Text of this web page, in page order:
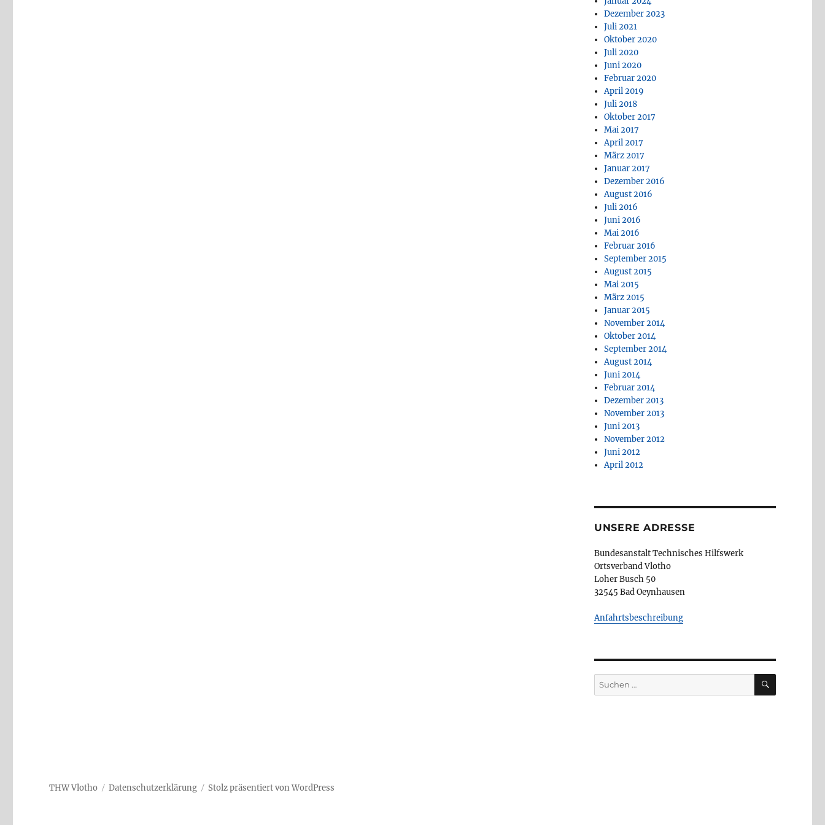
Dezember 2023
Juli 2021
Oktober 2020
Juli 2020
Juni 2020
Februar 2020
April 2019
Juli 2018
Oktober 2017
Mai 2017
April 2017
März 2017
Januar 2017
Dezember 2016
August 2016
Juli 2016
Juni 2016
Mai 2016
Februar 2016
September 2015
August 2015
Mai 2015
März 2015
Januar 2015
November 2014
Oktober 2014
September 2014
August 2014
Juni 2014
Februar 2014
Dezember 2013
November 2013
Juni 2013
November 2012
Juni 2012
April 2012
UNSERE ADRESSE
Bundesanstalt Technisches Hilfswerk
Ortsverband Vlotho
Loher Busch 50
32545 Bad Oeynhausen
Anfahrtsbeschreibung
Suchen
nach:
SUCHEN
THW Vlotho Datenschutzerklärung Stolz präsentiert von WordPress